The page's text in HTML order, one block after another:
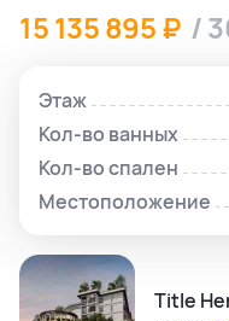
15 135 895 ₽ /
Этаж
Кол-во ванных
Кол-во спален
Местоположение
Title